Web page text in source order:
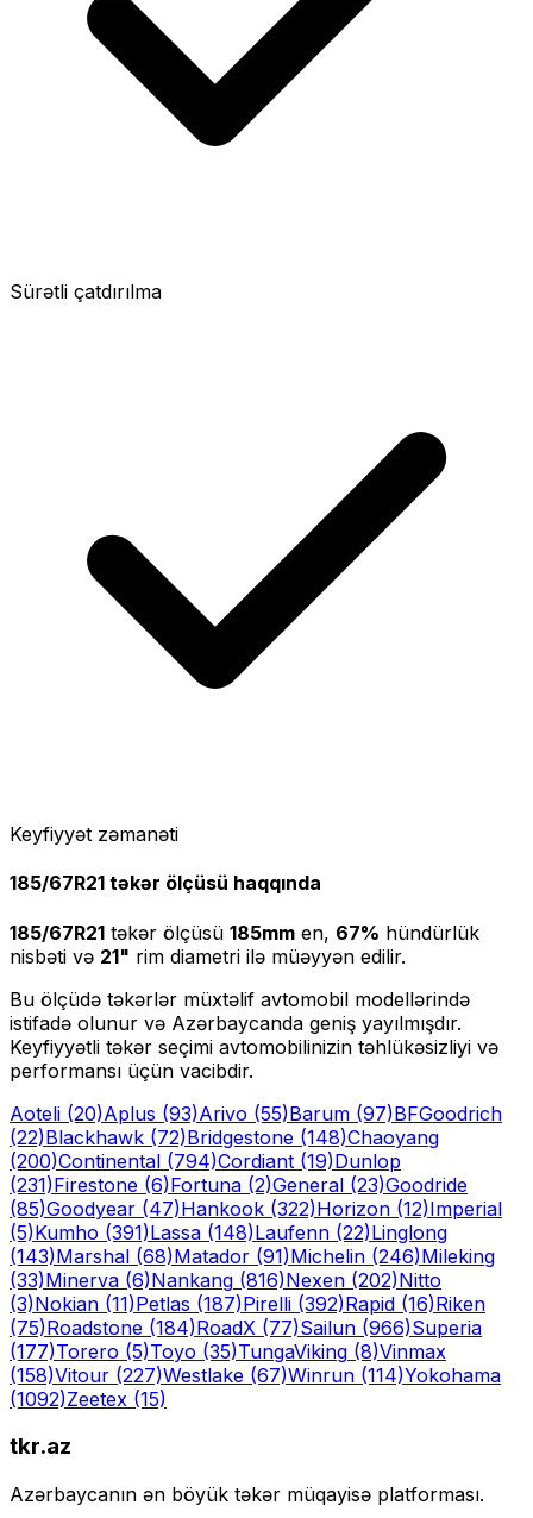
Sürətli çatdırılma
Keyfiyyət zəmanəti
185/67R21 təkər ölçüsü haqqında
185/67R21 təkər ölçüsü 185mm en, 67% hündürlük
nisbəti və 21" rim diametri ilə müəyyən edilir.
Bu ölçüdə təkərlər müxtəlif avtomobil modellərində
istifadə olunur və Azərbaycanda geniş yayılmışdır.
Keyfiyyətli təkər seçimi avtomobilinizin təhlükəsizliyi və
performansı üçün vacibdir.
Aoteli (20)Aplus (93)Arivo (55)Barum (97)BFGoodrich
(22)Blackhawk (72)Bridgestone (148)Chaoyang
(200)Continental (794)Cordiant (19)Dunlop
(231)Firestone (6)Fortuna (2)General (23)Goodride
(85)Goodyear (47)Hankook (322)Horizon (12)Imperial
(5)Kumho (391)Lassa (148)Laufenn (22)Linglong
(143)Marshal (68)Matador (91)Michelin (246)Mileking
(33)Minerva (6)Nankang (816)Nexen (202)Nitto
(3)Nokian (11)Petlas (187)Pirelli (392)Rapid (16)Riken
(75)Roadstone (184)RoadX (77)Sailun (966)Superia
(177)Torero (5)Toyo (35)TungaViking (8)Vinmax
(158)Vitour (227)Westlake (67)Winrun (114)Yokohama
(1092)Zeetex (15)
tkr.az
Azərbaycanın ən böyük təkər müqayisə platforması.